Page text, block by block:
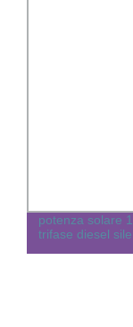
potenza solare
trifase diesel